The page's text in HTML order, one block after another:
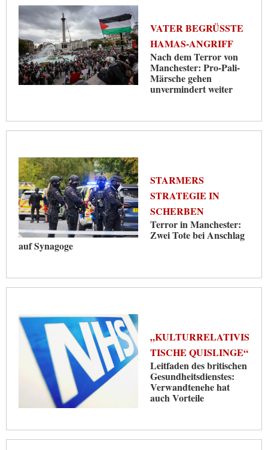
VATER BEGRÜSSTE H
AMAS-ANGRIFF
Nach dem Terror von
Manchester: Pro-Pali-
Märsche gehen
unvermindert weiter
STARMERS
STRATEGIE IN
SCHERBEN
Terror in Manchester:
Zwei Tote bei Anschlag
auf Synagoge
„KULTURRELATIVIS
TISCHE QUISLINGE“
Leitfaden des britischen
Gesundheitsdienstes:
Verwandtenehe hat
auch Vorteile